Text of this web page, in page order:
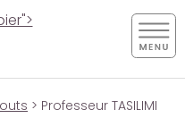
> Professeur TASILIMI